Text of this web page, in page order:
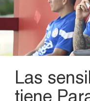
Las
tiene